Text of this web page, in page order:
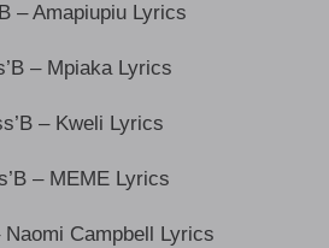
– Amapiupiu Lyrics
– Mpiaka Lyrics
– Kweli Lyrics
– MEME Lyrics
Naomi Campbell Lyrics